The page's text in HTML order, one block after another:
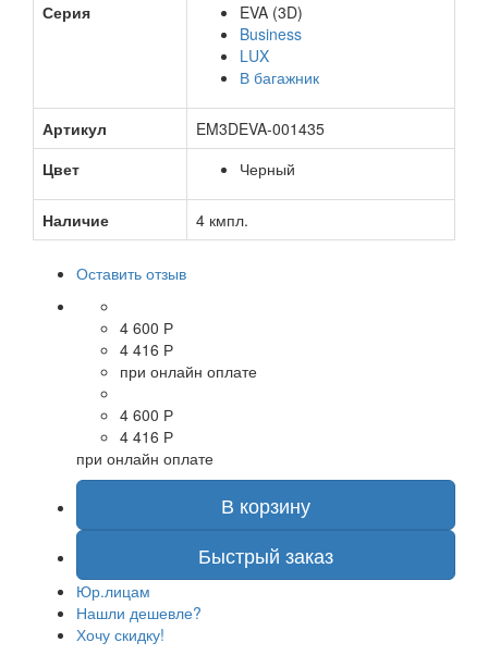
Серия
EVA (3D)
Business
LUX
В багажник
Артикул
EM3DEVA-001435
Цвет
Черный
Наличие 4 кмпл.
Оставить отзыв
4 600 Р
4 416 Р
при онлайн оплате
4 600 Р
4 416 Р
при онлайн оплате
В корзину
Быстрый заказ
Юр.лицам
Нашли дешевле?
Хочу скидку!